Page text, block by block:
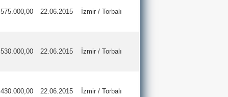
575.000,00 22.06.2015 İzmir / Torbalı
530.000,00 22.06.2015 İzmir / Torbalı
430.000,00 22.06.2015 İzmir / Torbalı